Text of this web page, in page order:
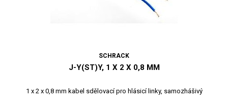
SCHRACK
J-Y(ST)Y, 1 X 2 X 0,8 MM
1 x 2 x 0,8 mm kabel sdělovací pro hlásicí linky, samozhášivý